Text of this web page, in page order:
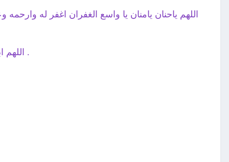
اللهم ياحنان يامنان يا واسع الغفران اغفر له
اللهم ابدله دارا خيرا من داره واهلا خيرا من اهله وادخله الجنة واعذه من عذاب القبر ومن عذاب النار .